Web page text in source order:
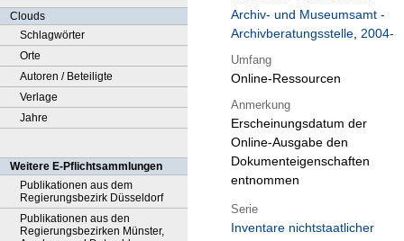
Clouds
Schlagwörter
Orte
Autoren / Beteiligte
Verlage
Jahre
Weitere E-Pflichtsammlungen
Publikationen aus dem
Regierungsbezirk Düsseldorf
Publikationen aus den
Regierungsbezirken Münster,
Archiv- und Museumsamt -
Archivberatungsstelle, 2004-
Umfang
Online-Ressourcen
Anmerkung
Erscheinungsdatum der
Online-Ausgabe den
Dokumenteigenschaften
entnommen
Serie
Inventare nichtstaatlicher